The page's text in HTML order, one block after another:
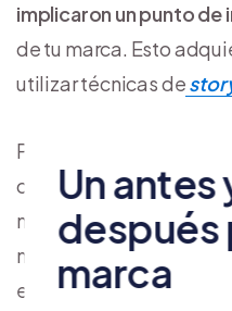
implicaron un punto de
de tu marca. Esto
utilizar técnicas de
Puedes incluir el
creación de nuevos
número de ventas o
meta, conferencias en
eventos que
Un antes
después
marca